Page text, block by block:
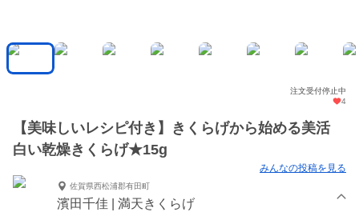
注文受付停止中
4
【美味しいレシピ付き】きくらげから始める美活
白い乾燥きくらげ★15g
みんなの投稿を見る
佐賀県西松浦郡有田町
濱田千佳 | 満天きくらげ